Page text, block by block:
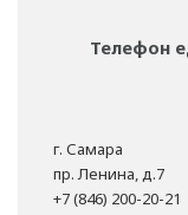
Телефон
г. Самара
пр. Ленина, д.7
+7 (846) 200-20-21